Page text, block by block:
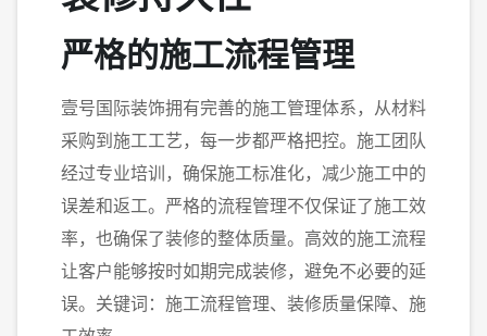
严格的施工流程管理
壹号国际装饰拥有完善的施工管理体系，从材料
采购到施工工艺，每一步都严格把控。施工团队
经过专业培训，确保施工标准化，减少施工中的
误差和返工。严格的流程管理不仅保证了施工效
率，也确保了装修的整体质量。高效的施工流程
让客户能够按时如期完成装修，避免不必要的延
误。关键词：施工流程管理、装修质量保障、施